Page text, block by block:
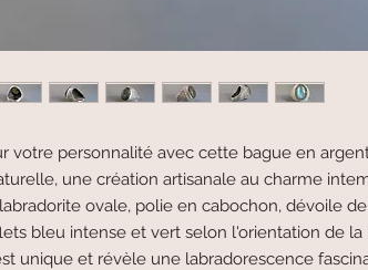
votre personnalité avec cette bague en
une création artisanale au charme
ovale, polie en cabochon, dévoile de
bleu intense et vert selon l'orientation de la
unique et révèle une labradorescence